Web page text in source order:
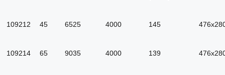
109212 45 6525 4000 145
109214 65 9035 4000 139